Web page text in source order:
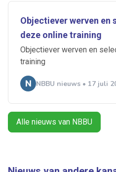
Objectiever werven en
deze online training
Objectiever werven en
training
NBBU nieuws • 17 juli
Alle nieuws van NBBU
je mailbox